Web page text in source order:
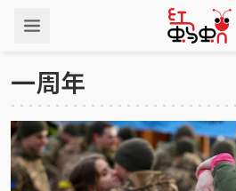
一周年